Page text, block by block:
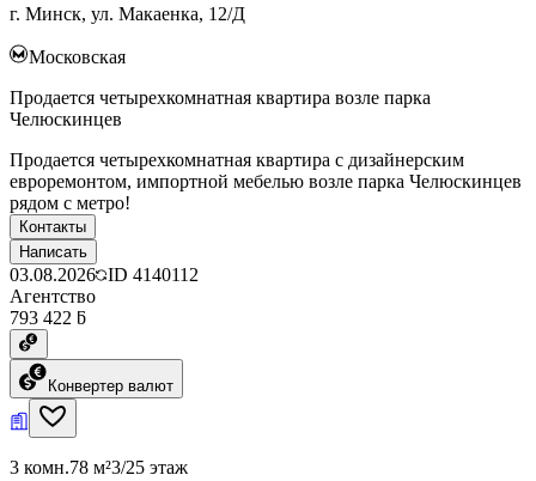
г. Минск, ул. Макаенка, 12/Д
Московская
Продается четырехкомнатная квартира возле парка
Челюскинцев
Продается четырехкомнатная квартира с дизайнерским
евроремонтом, импортной мебелью возле парка Челюскинцев
рядом с метро!
Контакты
Написать
03.08.2026 ID 4140112
Агентство
793 422 ƃ
Конвертер валют
3 комн.78 м²3/25 этаж